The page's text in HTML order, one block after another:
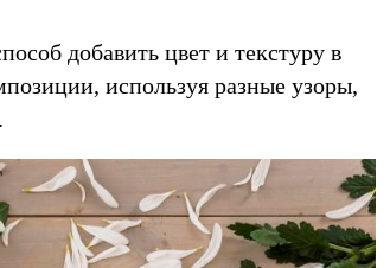
добавить цвет и текстуру в
используя разные узоры,